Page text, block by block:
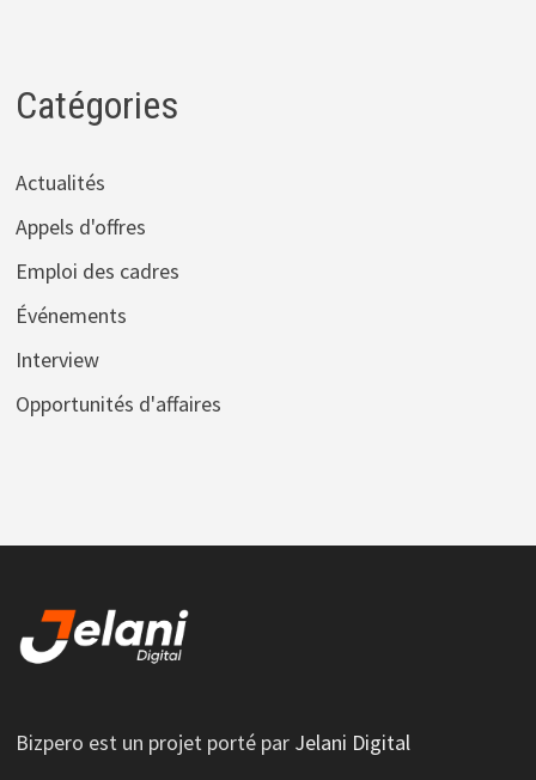
Catégories
Actualités
Appels d'offres
Emploi des cadres
Événements
Interview
Opportunités d'affaires
Bizpero est un projet porté par Jelani Digital